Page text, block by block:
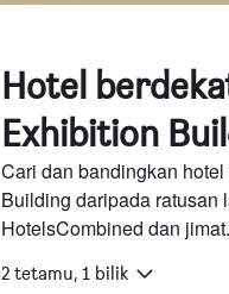
Hotel
Exhibition
Cari dan bandingkan
Building daripada ratusan
HotelsCombined dan jimat.
2 tetamu, 1 bilik